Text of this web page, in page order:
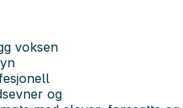
voksen
og